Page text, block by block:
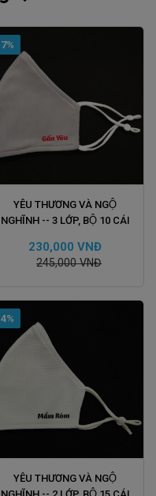
7%
ĐẶT HÀNG
YÊU THƯƠNG VÀ NGỘ
NGHĨNH -- 3 LỚP, BỘ 10 CÁI
230,000 VNĐ
245,000 VNĐ
4%
ĐẶT HÀNG
YÊU THƯƠNG VÀ NGỘ